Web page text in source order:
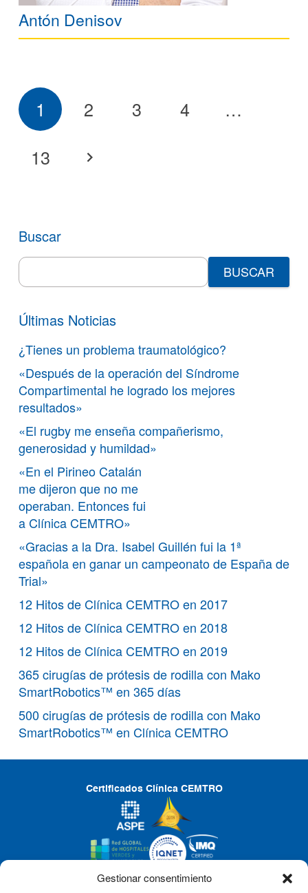
Gestionar consentimiento
Antón Denisov
1 2 3 4
…
13
Buscar
Search
for:
Últimas Noticias
¿Tienes un problema traumatológico?
«Después de la operación del Síndrome
Compartimental he logrado los mejores
resultados»
«El rugby me enseña compañerismo,
generosidad y humildad»
«En el Pirineo Catalán
me dijeron que no me
operaban. Entonces fui
a Clínica CEMTRO»
«Gracias a la Dra. Isabel Guillén fui la 1ª
española en ganar un campeonato de España de
Trial»
12 Hitos de Clínica CEMTRO en 2017
12 Hitos de Clínica CEMTRO en 2018
12 Hitos de Clínica CEMTRO en 2019
365 cirugías de prótesis de rodilla con Mako
SmartRobotics™ en 365 días
500 cirugías de prótesis de rodilla con Mako
SmartRobotics™ en Clínica CEMTRO
Certificados Clínica CEMTRO